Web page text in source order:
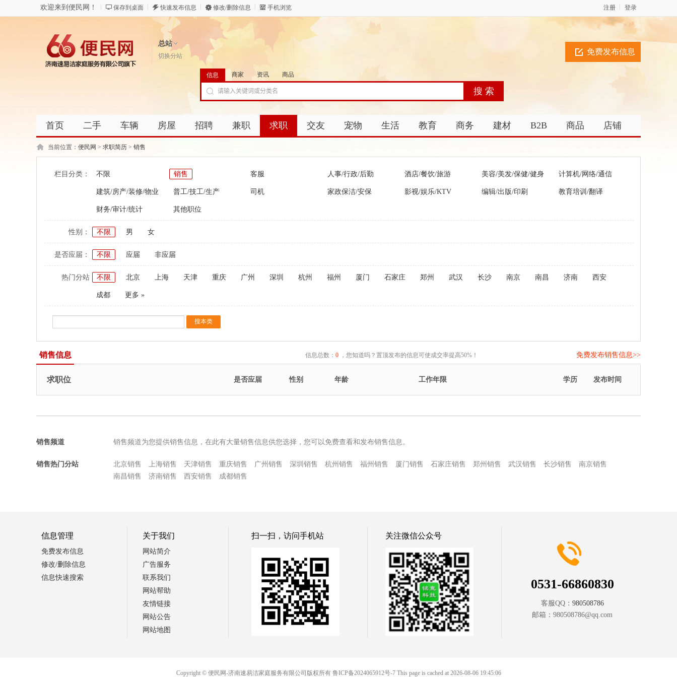
欢迎来到便民网！ 保存到桌面 快速发布信息 修改/删除信息 手机浏览 登录
注册
总站
切换分站 免费发布信息
信息 商家 资讯 商品
首页 二手 车辆 房屋 招聘 兼职 求职 交友 宠物 生活 教育 商务 建材 B2B 商品 店铺
当前位置： 便民网 > 求职简历 > 销售
栏目分类： 不限 销售 客服 人事/行政/后勤 酒店/餐饮/旅游 美容/美发/保健/健身 计算机/网络/通信
建筑/房产/装修/物业 普工/技工/生产 司机 家政保洁/安保 影视/娱乐/KTV 编辑/出版/印刷 教育培训/翻译
财务/审计/统计 其他职位
性别： 不限 男 女
是否应届： 不限 应届 非应届
热门分站 不限 北京 上海 天津 重庆 广州 深圳 杭州 福州 厦门 石家庄 郑州 武汉 长沙 南京 南昌 济南 西安
成都 更多 »
销售信息 信息总数： 0，您知道吗？置顶发布的信息可使成交率提高50%！ 免费发布销售信息>>
求职位 发布时间
是否应届 性别 年龄 学历
工作年限
销售频道 销售频道为您提供销售信息，在此有大量销售信息供您选择，您可以免费查看和发布销售信息。
销售热门分站 北京销售 上海销售 天津销售 重庆销售 广州销售 深圳销售 杭州销售 福州销售 厦门销售 石家庄销售 郑州销售 武汉销售 长沙销售
南京销售
南昌销售
济南销售 西安销售 成都销售
信息管理
免费发布信息
修改/删除信息
信息快速搜索
关于我们
网站简介
广告服务
联系我们
网站帮助
友情链接
网站公告
网站地图
扫一扫，访问手机站 关注微信公众号
0531-66860830
客服QQ： 980508786
邮箱： 980508786@qq.com
Copyright © 便民网-济南速易洁家庭服务有限公司版权所有 鲁ICP备2024065912号-7 This page is cached at 2026-08-06 19:45:06